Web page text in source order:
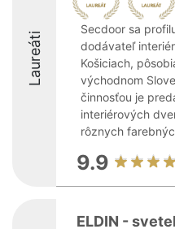
Laureáti
Secdoor sa
dodávateľ
Košiciach,
východnom
činnosťou je
interiérových
rôznych
9.9
ELDIN -